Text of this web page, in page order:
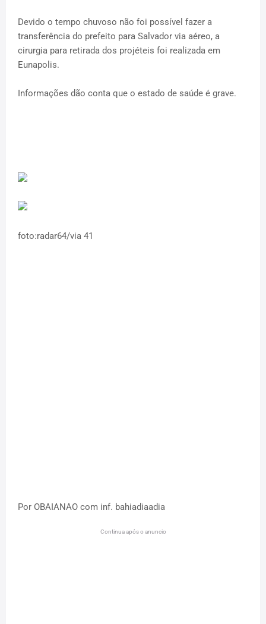
Devido o tempo chuvoso não foi possível fazer a
transferência do prefeito para Salvador via aéreo, a
cirurgia para retirada dos projéteis foi realizada em
Eunapolis.
Informações dão conta que o estado de saúde é grave.
foto:radar64/via 41
Por OBAIANAO com inf. bahiadiaadia
Continua após o anuncio